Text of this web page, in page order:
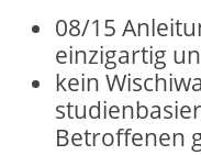
08/15
einzigartig
kein
Betroffenen